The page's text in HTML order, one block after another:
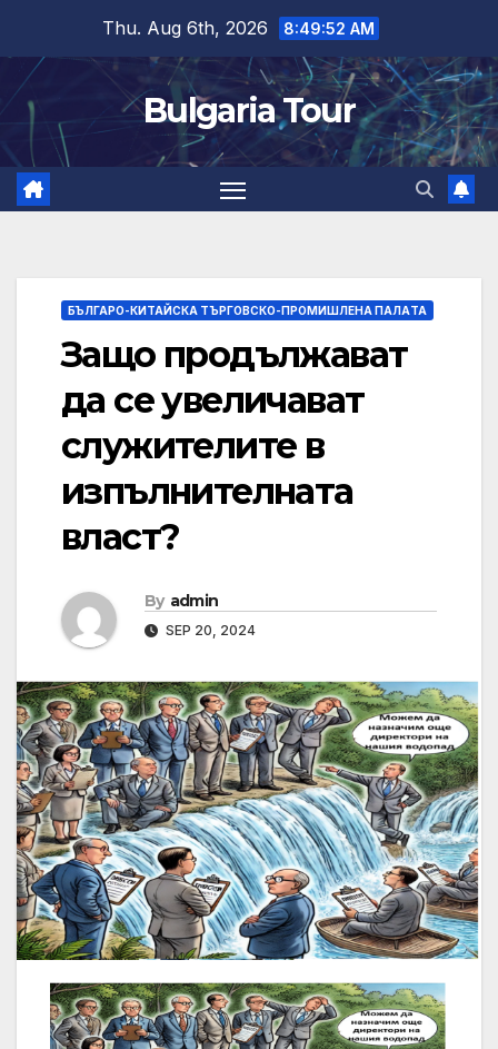
content
Thu. Aug 6th, 2026 8:49:53 AM
Bulgaria Tour
БЪЛГАРО-КИТАЙСКА ТЪРГОВСКО-ПРОМИШЛЕНА ПАЛAТА
Защо продължават
да се увеличават
служителите в
изпълнителната
власт?
By admin
SEP 20, 2024